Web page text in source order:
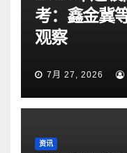
考：鑫金冀
观察
7月 27, 2026
资讯